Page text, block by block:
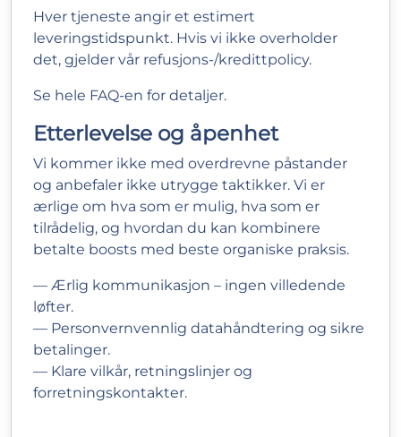
Hver tjeneste angir et estimert
leveringstidspunkt. Hvis vi ikke overholder
det, gjelder vår refusjons-/kredittpolicy.
Se hele FAQ-en for detaljer.
Etterlevelse og åpenhet
Vi kommer ikke med overdrevne påstander
og anbefaler ikke utrygge taktikker. Vi er
ærlige om hva som er mulig, hva som er
tilrådelig, og hvordan du kan kombinere
betalte boosts med beste organiske praksis.
— Ærlig kommunikasjon – ingen villedende
løfter.
— Personvernvennlig datahåndtering og sikre
betalinger.
— Klare vilkår, retningslinjer og
forretningskontakter.